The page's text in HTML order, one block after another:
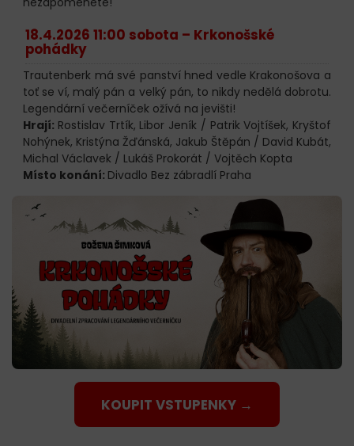
18.4.2026 11:00 sobota – Krkonošské
pohádky
Trautenberk má své panství hned vedle Krakonošova a
toť se ví, malý pán a velký pán, to nikdy nedělá dobrotu.
Legendární večerníček ožívá na jevišti!
Hrají: Rostislav Trtík, Libor Jeník / Patrik Vojtíšek, Kryštof
Nohýnek, Kristýna Žďánská, Jakub Štěpán / David Kubát,
Michal Václavek / Lukáš Prokorát / Vojtěch Kopta
Místo konání: Divadlo Bez zábradlí Praha
KOUPIT VSTUPENKY →